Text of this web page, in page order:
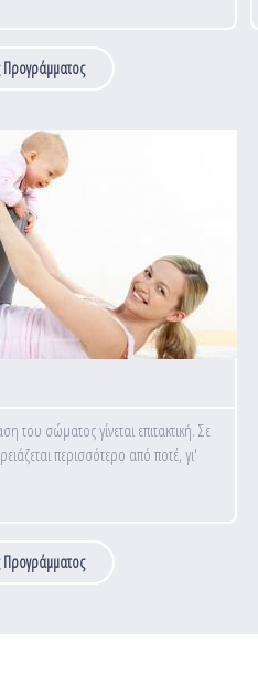
Προγράμματος
του σώματος γίνεται επιτακτική. Σε
περισσότερο από ποτέ, γι'
Προγράμματος